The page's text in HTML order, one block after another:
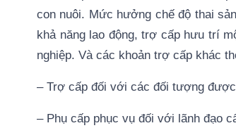
con nuôi. Mức hưởng chế độ thai
khả năng lao động, trợ cấp hưu trí
nghiệp. Và các khoản trợ cấp khác
– Trợ cấp đối với các đối tượng
– Phụ cấp phục vụ đối với lãnh đạo